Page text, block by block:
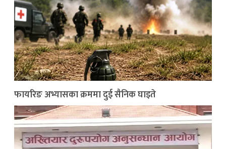
फायरिङ अभ्यासका क्रममा दुई सैनिक घाइते